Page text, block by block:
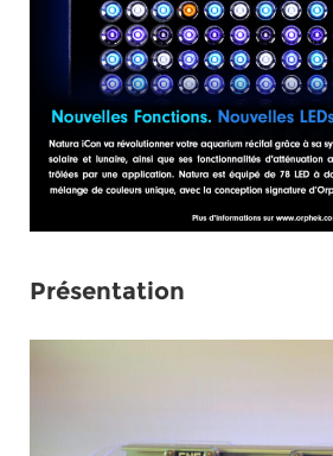
Présentation